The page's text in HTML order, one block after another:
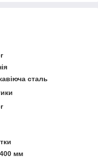
сталь
мм